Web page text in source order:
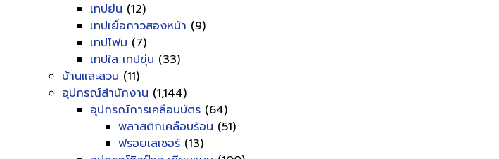
เทปย่น (12)
เทปเยื่อกาวสองหน้า (9)
เทปโฟม (7)
เทปใส เทปขุ่น (33)
บ้านและสวน (11)
อุปกรณ์สำนักงาน (1,144)
อุปกรณ์การเคลือบบัตร (64)
พลาสติกเคลือบร้อน (51)
ฟรอยเลเซอร์ (13)